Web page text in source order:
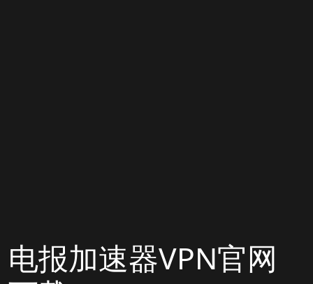
电报加速器VPN官网